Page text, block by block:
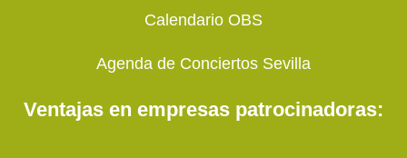
o
k
e
Calendario OBS
Agenda de Conciertos Sevilla
Ventajas en empresas patrocinadoras: